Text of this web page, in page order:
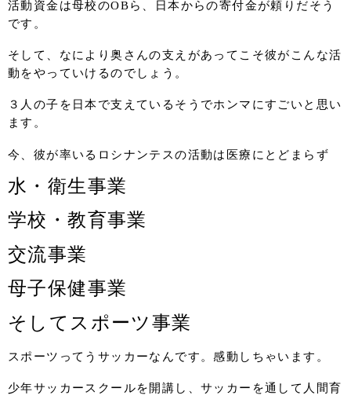
活動資金は母校のOBら、日本からの寄付金が頼りだそう
です。
そして、なにより奥さんの支えがあってこそ彼がこんな活
動をやっていけるのでしょう。
３人の子を日本で支えているそうでホンマにすごいと思い
ます。
今、彼が率いるロシナンテスの活動は医療にとどまらず
水・衛生事業
学校・教育事業
交流事業
母子保健事業
そしてスポーツ事業
スポーツってうサッカーなんです。感動しちゃいます。
少年サッカースクールを開講し、サッカーを通して人間育